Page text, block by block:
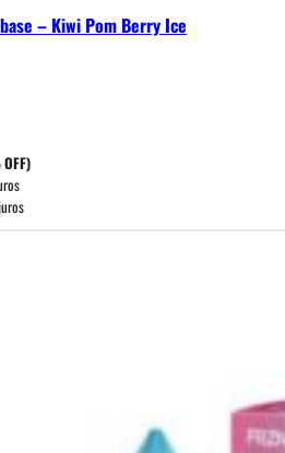
– Kiwi Pom Berry Ice